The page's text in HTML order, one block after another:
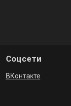
Соцсети
ВКонтакте